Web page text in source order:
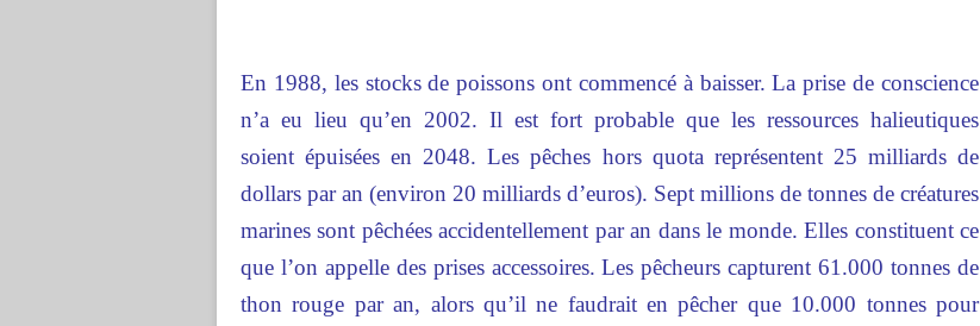
En 1988, les stocks de poissons ont commencé à baisser. La prise de conscience
n’a eu lieu qu’en 2002. Il est fort probable que les ressources halieutiques
soient épuisées en 2048. Les pêches hors quota représentent 25 milliards de
dollars par an (environ 20 milliards d’euros). Sept millions de tonnes de créatures
marines sont pêchées accidentellement par an dans le monde. Elles constituent ce
que l’on appelle des prises accessoires. Les pêcheurs capturent 61.000 tonnes de
thon rouge par an, alors qu’il ne faudrait en pêcher que 10.000 tonnes pour